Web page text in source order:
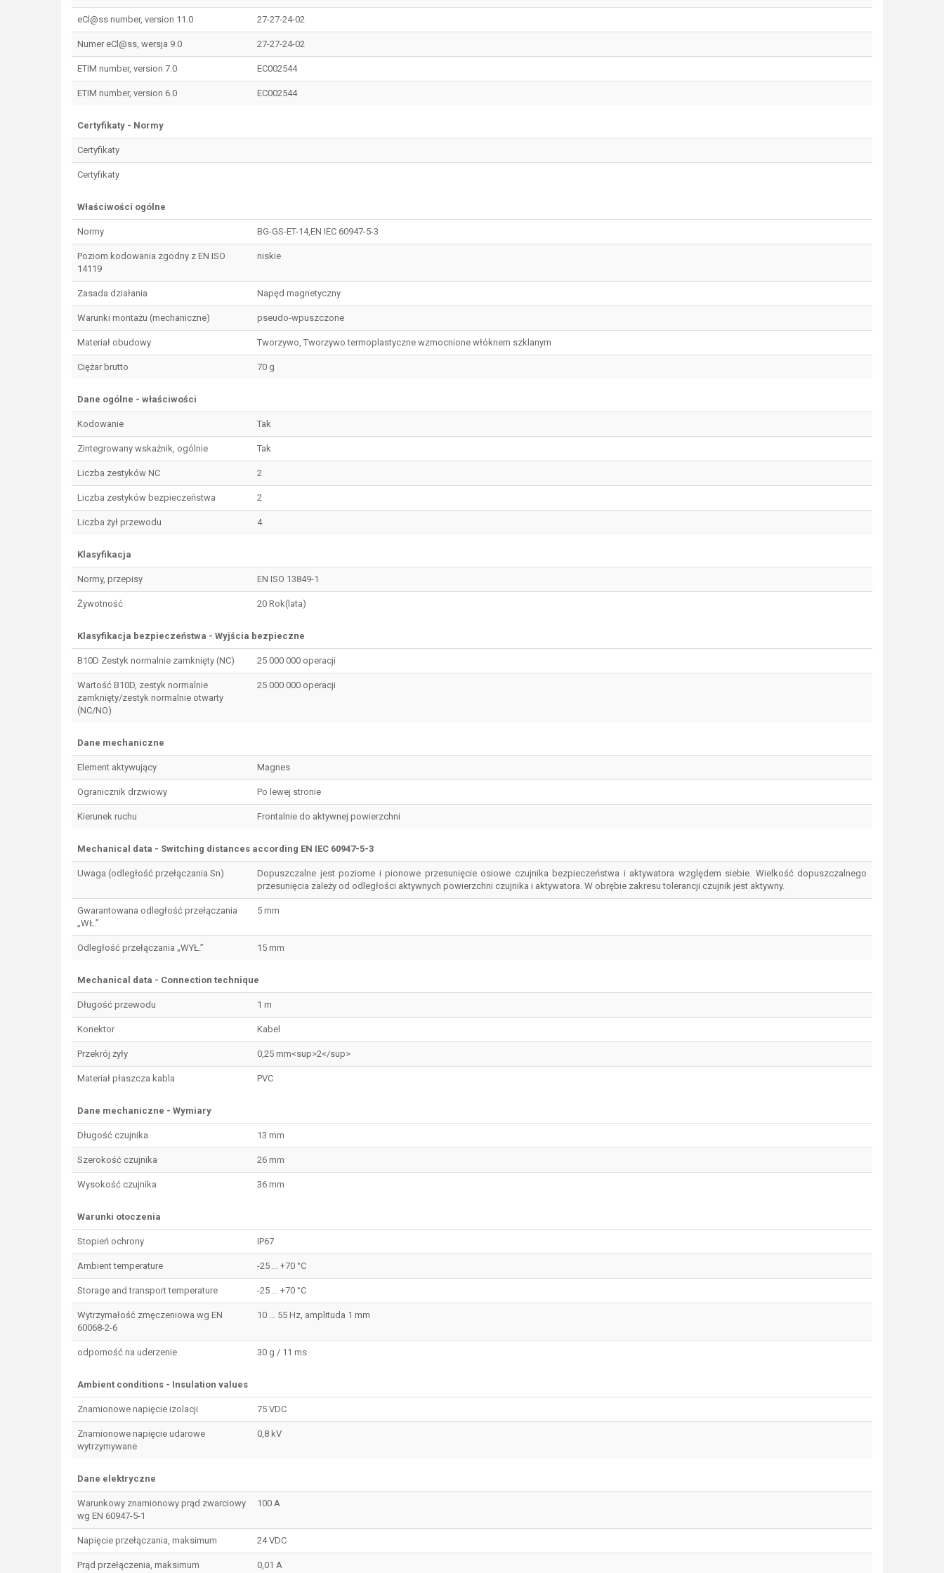
eCl@ss number, version 11.0 27-27-24-02
Numer eCl@ss, wersja 9.0 27-27-24-02
ETIM number, version 7.0 EC002544
ETIM number, version 6.0 EC002544
Certyfikaty - Normy
Certyfikaty
Certyfikaty
Właściwości ogólne
Normy BG-GS-ET-14,EN IEC 60947-5-3
Poziom kodowania zgodny z EN ISO
14119
niskie
Zasada działania Napęd magnetyczny
Warunki montażu (mechaniczne) pseudo-wpuszczone
Materiał obudowy Tworzywo, Tworzywo termoplastyczne wzmocnione włóknem szklanym
Ciężar brutto 70 g
Dane ogólne - właściwości
Kodowanie Tak
Zintegrowany wskaźnik, ogólnie Tak
Liczba zestyków NC 2
Liczba zestyków bezpieczeństwa 2
Liczba żył przewodu 4
Klasyfikacja
Normy, przepisy EN ISO 13849-1
Żywotność 20 Rok(lata)
Klasyfikacja bezpieczeństwa - Wyjścia bezpieczne
B10D Zestyk normalnie zamknięty (NC) 25 000 000 operacji
Wartość B10D, zestyk normalnie
zamknięty/zestyk normalnie otwarty
(NC/NO)
25 000 000 operacji
Dane mechaniczne
Element aktywujący Magnes
Ogranicznik drzwiowy Po lewej stronie
Kierunek ruchu Frontalnie do aktywnej powierzchni
Mechanical data - Switching distances according EN IEC 60947-5-3
Uwaga (odległość przełączania Sn)
Dopuszczalne jest poziome i pionowe przesunięcie osiowe czujnika bezpieczeństwa i aktywatora względem siebie. Wielkość dopuszczalnego
przesunięcia zależy od odległości aktywnych powierzchni czujnika i aktywatora. W obrębie zakresu tolerancji czujnik jest aktywny.
Gwarantowana odległość przełączania
„WŁ.”
5 mm
Odległość przełączania „WYŁ.” 15 mm
Mechanical data - Connection technique
Długość przewodu 1 m
Konektor Kabel
Przekrój żyły 0,25 mm<sup>2</sup>
Materiał płaszcza kabla PVC
Dane mechaniczne - Wymiary
Długość czujnika 13 mm
Szerokość czujnika 26 mm
Wysokość czujnika 36 mm
Warunki otoczenia
Stopień ochrony IP67
Ambient temperature -25 ... +70 °C
Storage and transport temperature -25 ... +70 °C
Wytrzymałość zmęczeniowa wg EN
60068-2-6
10 … 55 Hz, amplituda 1 mm
odporność na uderzenie 30 g / 11 ms
Ambient conditions - Insulation values
Znamionowe napięcie izolacji 75 VDC
Znamionowe napięcie udarowe
wytrzymywane
0,8 kV
Dane elektryczne
Warunkowy znamionowy prąd zwarciowy
wg EN 60947-5-1
100 A
Napięcie przełączania, maksimum 24 VDC
Prąd przełączenia, maksimum 0,01 A